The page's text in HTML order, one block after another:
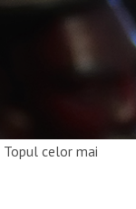
celor mai